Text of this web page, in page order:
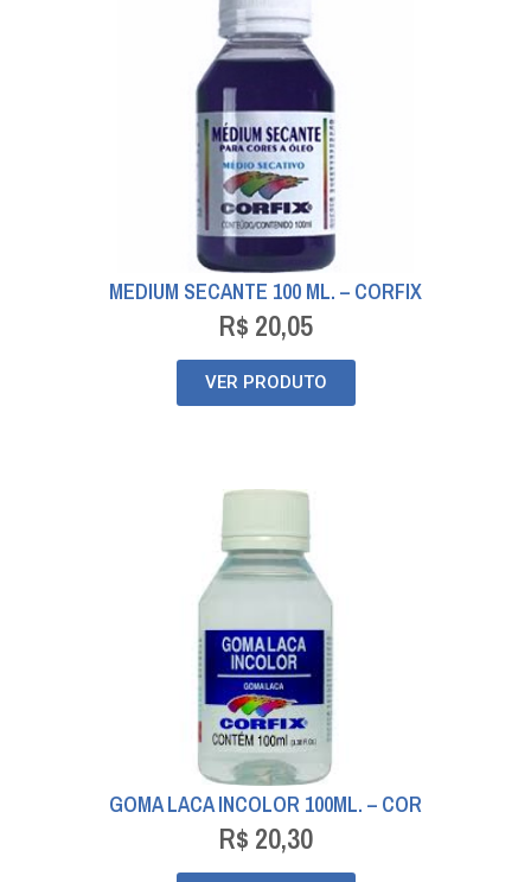
MEDIUM SECANTE 100 ML. – CORFIX
R$ 20,05
VER PRODUTO
GOMA LACA INCOLOR 100ML. – COR
R$ 20,30